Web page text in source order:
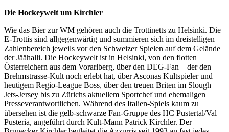
Die Hockeywelt um Kirchler
Wie das Bier zur WM gehören auch die Trottinetts zu Helsinki. Die
E-Trottis sind allgegenwärtig und summieren sich im dreistelligen
Zahlenbereich jeweils vor den Schweizer Spielen auf dem Gelände
der Jäähalli. Die Hockeywelt ist in Helsinki, von den flotten
Österreichern aus dem Vorarlberg, über den DEG-Fan – der den
Brehmstrasse-Kult noch erlebt hat, über Asconas Kultspieler und
heutigem Regio-League Boss, über den treuen Briten im Slough
Jets-Jersey bis zu Zürichs aktuellem Sportchef und ehemaligen
Presseverantwortlichen. Während des Italien-Spiels kaum zu
übersehen ist die gelb-schwarze Fan-Gruppe des HC Pustertal/Val
Pusteria, angeführt durch Kult-Mann Patrick Kirchler. Der